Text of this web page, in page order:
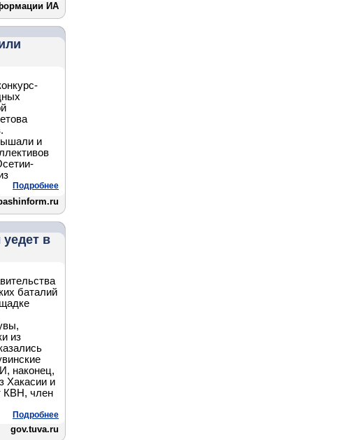
ИА
и
Подробнее
в
баталий
из
наконец,
Хакасии и
КВН, член
Подробнее
gov.tuva.ru